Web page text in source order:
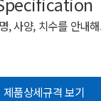
, 사양, 치수를 안내
제품상세규격 보기